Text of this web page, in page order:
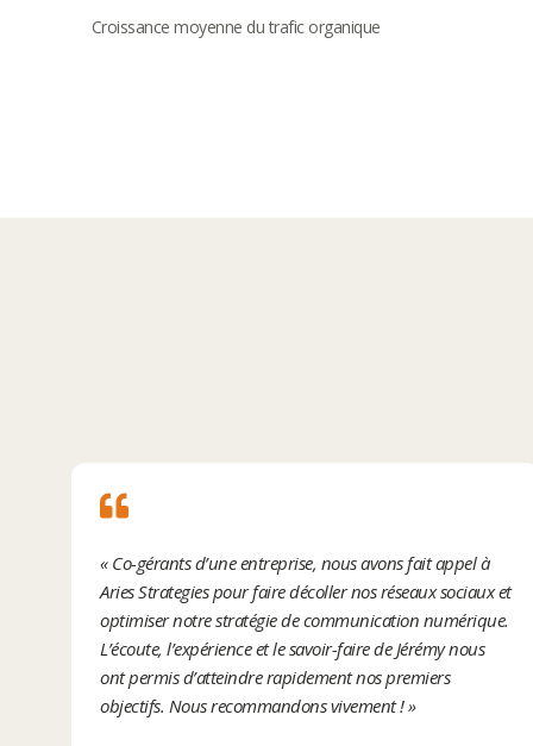
Croissance moyenne du trafic organique
« Co-gérants d’une entreprise, nous avons fait appel à
Aries Strategies pour faire décoller nos réseaux sociaux et
optimiser notre stratégie de communication numérique.
L’écoute, l’expérience et le savoir-faire de Jérémy nous
ont permis d’atteindre rapidement nos premiers
objectifs. Nous recommandons vivement ! »